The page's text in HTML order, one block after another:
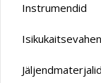
Instrumendid
Jäljendmaterjalid